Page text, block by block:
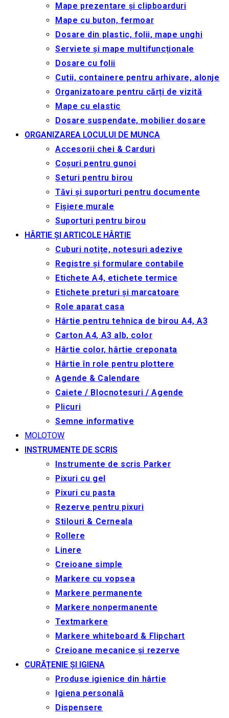
Mape prezentare și clipboarduri
Mape cu buton, fermoar
Dosare din plastic, folii, mape unghi
Serviete și mape multifuncționale
Dosare cu folii
Cutii, containere pentru arhivare, alonje
Organizatoare pentru cărți de vizită
Mape cu elastic
Dosare suspendate, mobilier dosare
ORGANIZAREA LOCULUI DE MUNCA
Accesorii chei & Сarduri
Coșuri pentru gunoi
Seturi pentru birou
Tăvi și suporturi pentru documente
Fișiere murale
Suporturi pentru birou
HÂRTIE ȘI ARTICOLE HÂRTIE
Cuburi notițe, notesuri adezive
Registre și formulare contabile
Etichete A4, etichete termice
Etichete preturi și marcatoare
Role aparat casa
Hârtie pentru tehnica de birou A4, A3
Carton A4, A3 alb, color
Hârtie color, hârtie creponata
Hârtie în role pentru plottere
Agende & Calendare
Caiete / Blocnotesuri / Agende
Plicuri
Semne informative
MOLOTOW
INSTRUMENTE DE SCRIS
Instrumente de scris Parker
Pixuri cu gel
Pixuri cu pasta
Rezerve pentru pixuri
Stilouri & Сerneala
Rollere
Linere
Creioane simple
Markere cu vopsea
Markere permanente
Markere nonpermanente
Textmarkere
Markere whiteboard & Flipchart
Creioane mecanice și rezerve
CURĂȚENIE ȘI IGIENA
Produse igienice din hârtie
Igiena personală
Dispensere